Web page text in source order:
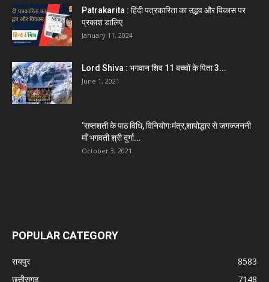
Patrakarita : हिंदी पत्रकारिता का उद्भव और विकास पर
प्रकाश डालिए
January 11, 2024
Lord Shiva : भगवान शिव 11 बच्चों के पिता 3...
June 1, 2021
‘सप्तशती के पाठ विधि, विनियोगःमंत्र,शापोद्धार से जगज्जननी
माँ भगवती श्री दुर्गा...
October 3, 2021
POPULAR CATEGORY
रायपुर
8583
छत्तीसगढ़
7148